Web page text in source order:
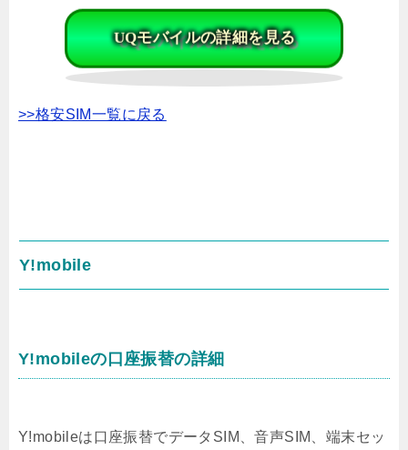
UQモバイルの詳細を見る
>>格安SIM一覧に戻る
Y!mobile
Y!mobileの口座振替の詳細
Y!mobileは口座振替でデータSIM、音声SIM、端末セッ